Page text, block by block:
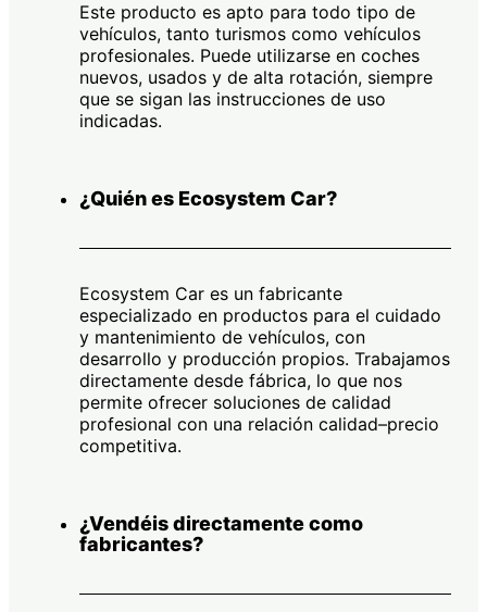
Este producto es apto para todo tipo de
vehículos, tanto turismos como vehículos
profesionales. Puede utilizarse en coches
nuevos, usados y de alta rotación, siempre
que se sigan las instrucciones de uso
indicadas.
¿Quién es Ecosystem Car?
Ecosystem Car es un fabricante
especializado en productos para el cuidado
y mantenimiento de vehículos, con
desarrollo y producción propios. Trabajamos
directamente desde fábrica, lo que nos
permite ofrecer soluciones de calidad
profesional con una relación calidad–precio
competitiva.
¿Vendéis directamente como
fabricantes?